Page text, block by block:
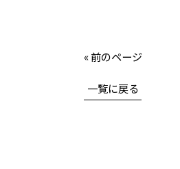
« 前のページ
一覧に戻る